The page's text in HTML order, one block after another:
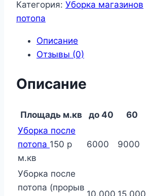
Категория: Уборка магазинов
потопа
Описание
Отзывы (0)
Описание
Площадь м.кв до 40 60
Уборка после
потопа 150 р
м.кв
6000 9000
Уборка после
потопа (прорыв
10.000 15.000